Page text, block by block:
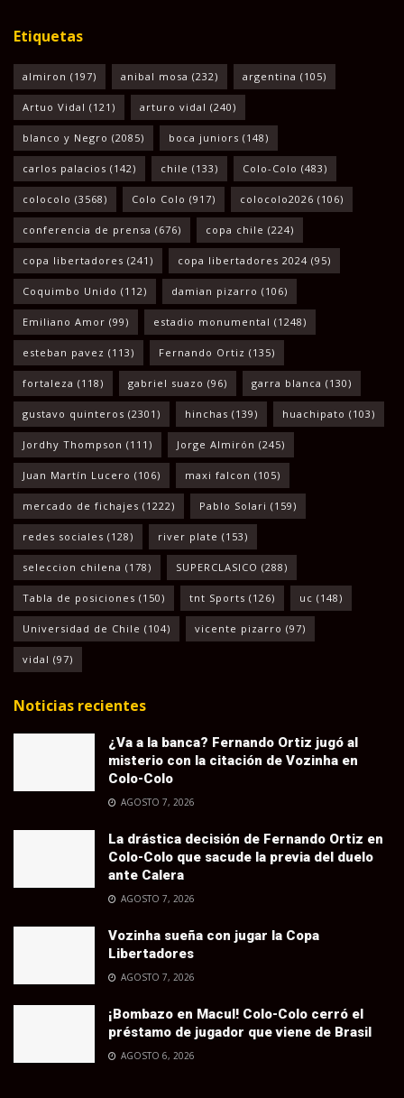
Etiquetas
almiron (197) anibal mosa (232) argentina (105)
Artuo Vidal (121) arturo vidal (240)
blanco y Negro (2085) boca juniors (148)
carlos palacios (142) chile (133) Colo-Colo (483)
colocolo (3568) Colo Colo (917) colocolo2026 (106)
conferencia de prensa (676) copa chile (224)
copa libertadores (241) copa libertadores 2024 (95)
Coquimbo Unido (112) damian pizarro (106)
Emiliano Amor (99) estadio monumental (1248)
esteban pavez (113) Fernando Ortiz (135)
fortaleza (118) gabriel suazo (96) garra blanca (130)
gustavo quinteros (2301) hinchas (139) huachipato (103)
Jordhy Thompson (111) Jorge Almirón (245)
Juan Martín Lucero (106) maxi falcon (105)
mercado de fichajes (1222) Pablo Solari (159)
redes sociales (128) river plate (153)
seleccion chilena (178) SUPERCLASICO (288)
Tabla de posiciones (150) tnt Sports (126) uc (148)
Universidad de Chile (104) vicente pizarro (97)
vidal (97)
Noticias recientes
¿Va a la banca? Fernando Ortiz jugó al
misterio con la citación de Vozinha en
Colo-Colo
AGOSTO 7, 2026
La drástica decisión de Fernando Ortiz en
Colo-Colo que sacude la previa del duelo
ante Calera
AGOSTO 7, 2026
Vozinha sueña con jugar la Copa
Libertadores
AGOSTO 7, 2026
¡Bombazo en Macul! Colo-Colo cerró el
préstamo de jugador que viene de Brasil
AGOSTO 6, 2026